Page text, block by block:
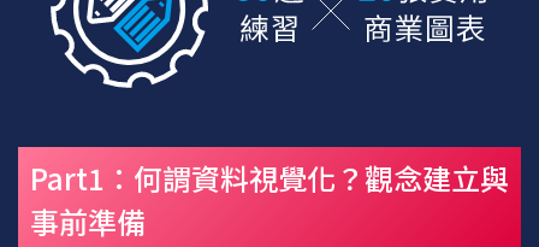
Part1：何謂資料視覺化？觀念建立與
事前準備